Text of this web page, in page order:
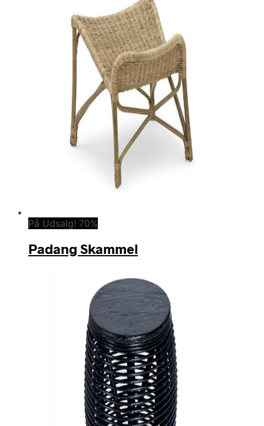
På Udsalg! 70%
Padang Skammel